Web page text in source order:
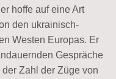
hoffe auf eine Art
den ukrainisch-
Westen Europas. Er
Gespräche
Zahl der Züge von